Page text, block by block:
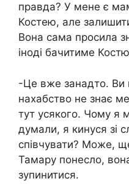
правда? У мене є
Костею, але
Вона сама просила
іноді бачитиме
-Це вже занадто. Ви
нахабство не знає
тут усякого. Чому я
думали, я кинуся зі
співчувати? Може,
Тамару понесло,
зупинитися.